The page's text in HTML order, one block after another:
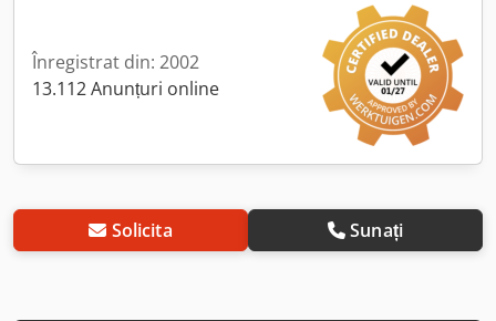
Înregistrat din: 2002
13.112 Anunțuri online
Solicita Sunați